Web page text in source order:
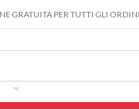
GRATUITA PER TUTTI GLI